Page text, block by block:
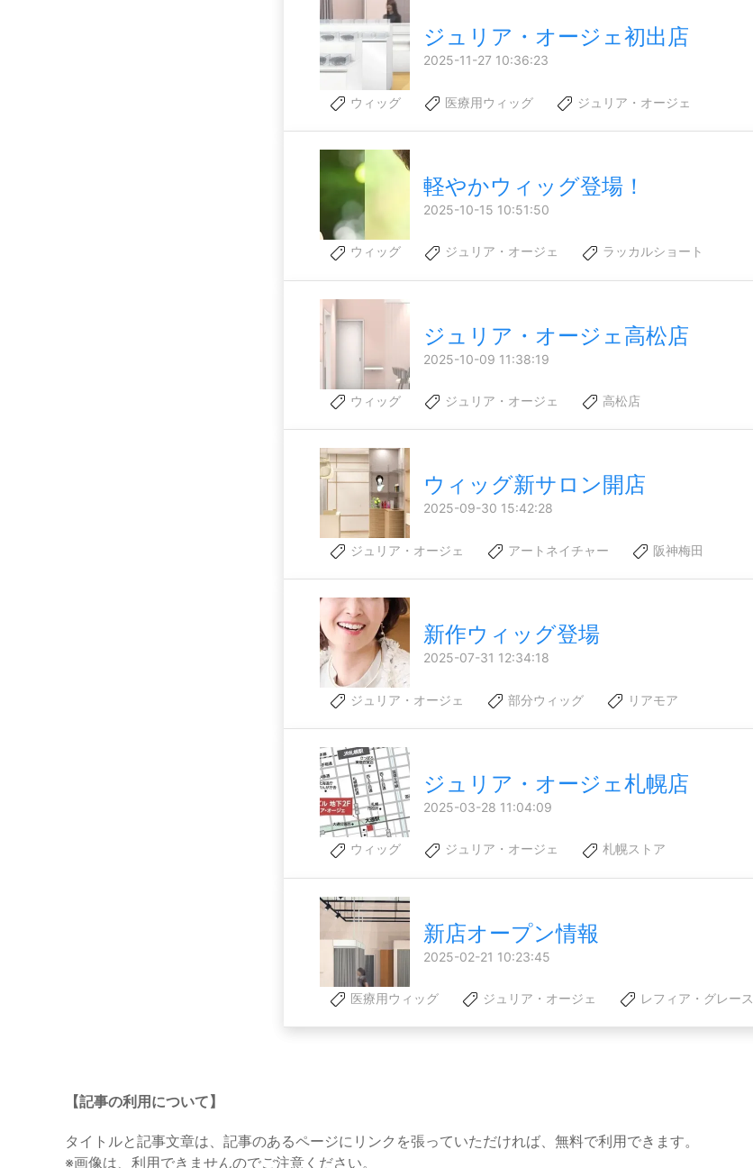
ジュリア・オージェ初出店
2025-11-27 10:36:23
ウィッグ 医療用ウィッグ ジュリア・オージェ
軽やかウィッグ登場！
2025-10-15 10:51:50
ウィッグ ジュリア・オージェ ラッカルショート
ジュリア・オージェ高松店
2025-10-09 11:38:19
ウィッグ ジュリア・オージェ 高松店
ウィッグ新サロン開店
2025-09-30 15:42:28
ジュリア・オージェ アートネイチャー 阪神梅田
新作ウィッグ登場
2025-07-31 12:34:18
ジュリア・オージェ 部分ウィッグ リアモア
ジュリア・オージェ札幌店
2025-03-28 11:04:09
ウィッグ ジュリア・オージェ 札幌ストア
新店オープン情報
2025-02-21 10:23:45
医療用ウィッグ ジュリア・オージェ レフィア・グレース
【記事の利用について】
タイトルと記事文章は、記事のあるページにリンクを張っていただければ、無料で利用できます。
※画像は、利用できませんのでご注意ください。